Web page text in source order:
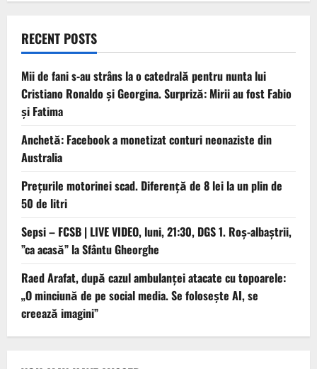
RECENT POSTS
Mii de fani s-au strâns la o catedrală pentru nunta lui
Cristiano Ronaldo şi Georgina. Surpriză: Mirii au fost Fabio
şi Fatima
Anchetă: Facebook a monetizat conturi neonaziste din
Australia
Prețurile motorinei scad. Diferență de 8 lei la un plin de
50 de litri
Sepsi – FCSB | LIVE VIDEO, luni, 21:30, DGS 1. Roș-albaștrii,
”ca acasă” la Sfântu Gheorghe
Raed Arafat, după cazul ambulanței atacate cu topoarele:
„O minciună de pe social media. Se folosește AI, se
creează imagini”